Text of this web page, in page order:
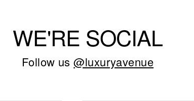
WE'RE SOCIAL
Follow us@luxuryavenue